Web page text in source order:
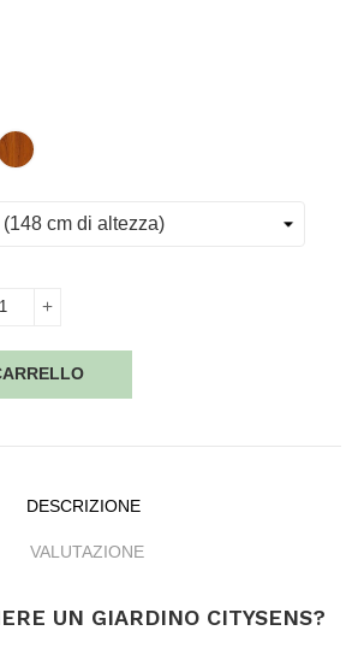
teak
DESCRIZIONE
VALUTAZIONE
UN GIARDINO CITYSENS?